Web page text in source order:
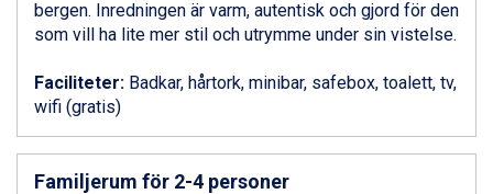
Fieberbrunn från 9.645 kr.
Ischgl från 11.295 kr.
Val Thorens från 8.395 kr.
St. Anton från 11.245 kr.
Zell am See från 6.295 kr.
Canazei från 7.195 kr.
Livigno från 5.595 kr.
bergen. Inredningen är varm, autentisk och gjord för den
som vill ha lite mer stil och utrymme under sin vistelse.
Faciliteter: Badkar, hårtork, minibar, safebox, toalett, tv,
wifi (gratis)
Familjerum för 2-4 personer